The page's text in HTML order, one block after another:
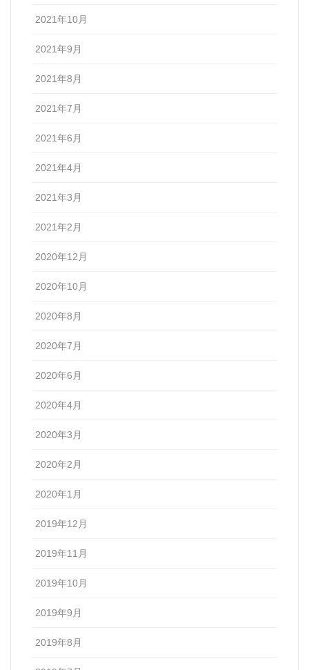
2021年10月
2021年9月
2021年8月
2021年7月
2021年6月
2021年4月
2021年3月
2021年2月
2020年12月
2020年10月
2020年8月
2020年7月
2020年6月
2020年4月
2020年3月
2020年2月
2020年1月
2019年12月
2019年11月
2019年10月
2019年9月
2019年8月